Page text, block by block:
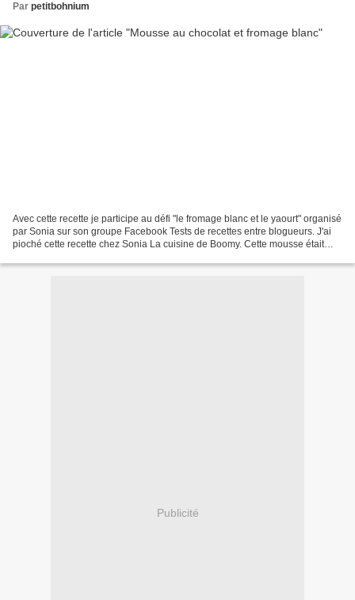
Par petitbohnium
Avec cette recette je participe au défi "le fromage blanc et le yaourt" organisé
par Sonia sur son groupe Facebook Tests de recettes entre blogueurs. J'ai
pioché cette recette chez Sonia La cuisine de Boomy. Cette mousse était
Publicité